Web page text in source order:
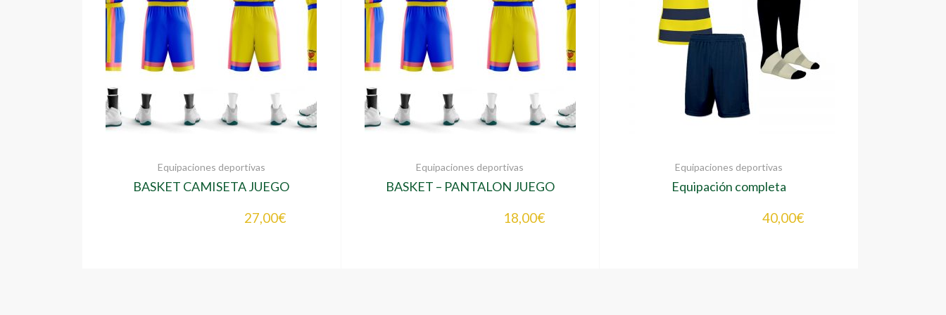
Equipaciones deportivas
BASKET CAMISETA JUEGO
27,00€
Equipaciones deportivas
BASKET – PANTALON JUEGO
18,00€
Equipaciones deportivas
Equipación completa
40,00€